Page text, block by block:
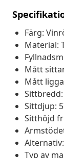
Färg:
Material:
Mått
Mått
Sittbredd:
Sittdjup:
Sitthöjd
Typ av